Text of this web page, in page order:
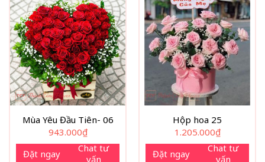
Mùa Yêu Đầu Tiên- 06
943.000₫
Đặt ngay
Chat tư
vấn
Hộp hoa 25
1.205.000₫
Đặt ngay
Chat tư
vấn